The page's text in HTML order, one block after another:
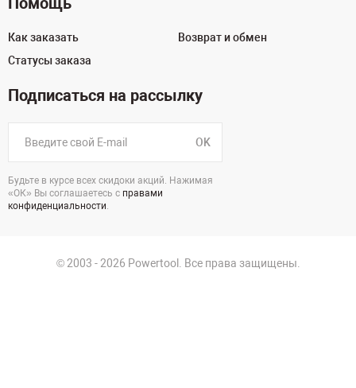
Как заказать
Статусы заказа
Возврат и обмен
Подписаться на рассылку
OK
Будьте в курсе всех скидоки акций. Нажимая
«ОК» Вы соглашаетесь с правами
конфиденциальности.
© 2003 - 2026 Powertool. Все права защищены.